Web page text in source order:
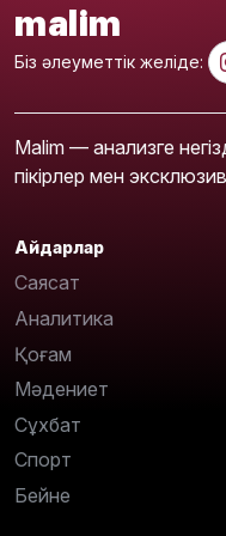
malim
Біз әлеуметтік желіде:
Malim — анализге
пікірлер мен
Айдарлар
Саясат
Аналитика
Қоғам
Мәдениет
Сұхбат
Спорт
Бейне